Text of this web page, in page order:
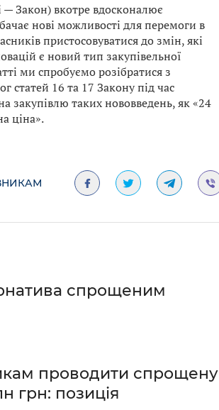
— Закон) вкотре вдосконалює
нові можливості для перемоги в
пристосовуватися до змін, які
є новий тип закупівельної
ми спробуємо розібратися з
статей 16 та 17 Закону під час
закупівлю таких нововведень, як «24
ціна».
спрощеним
проводити спрощену
грн: позиція